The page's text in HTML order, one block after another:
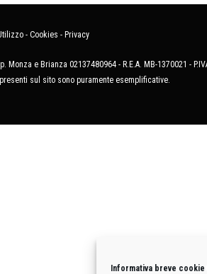
Informativa breve cookie
- Cookies - Privacy
e Brianza 02137480964 - R.E.A. MB-1370021 -
sul sito sono puramente esemplificative.